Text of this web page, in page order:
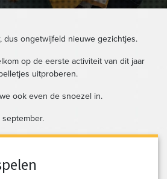
dus ongetwijfeld nieuwe gezichtjes.
op de eerste activiteit van dit jaar
uitproberen.
ook even de snoezel in.
september.